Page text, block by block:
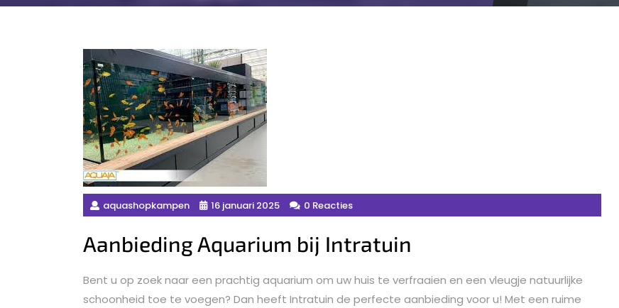
aquashopkampen 16 januari 2025 0 Reacties
Aanbieding Aquarium bij Intratuin
Bent u op zoek naar een prachtig aquarium om uw huis te verfraaien en een vleugje natuurlijke
schoonheid toe te voegen? Dan heeft Intratuin de perfecte aanbieding voor u! Met een ruime